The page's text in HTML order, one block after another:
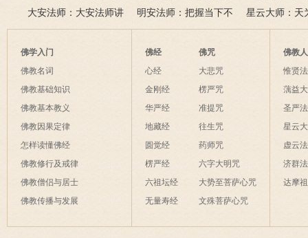
此身不向今生度，更向何
生度此身？
若将花比人间事，花与人
间事一同。
五戒可以搭缦衣吗？
美好姻缘，有个简单方
法
是怎样的？
大安法师：大安法师讲
解
明安法师：把握当下不
后悔
星云大师：天
为毡，日月星
夜间不敢长伸
破海底天。
佛学入门
佛教名词
佛教基础知识
佛教基本教义
佛教因果定律
怎样读懂佛经
佛教修行及戒律
佛教僧侣与居士
佛教传播与发展
佛经
心经
金刚经
华严经
地藏经
圆觉经
楞严经
六祖坛经
无量寿经
佛咒
大悲咒
楞严咒
准提咒
往生咒
药师咒
六字大明咒
大势至菩萨心咒
文殊菩萨心咒
佛教
惟贤
蕅益
圣严
星云
虚云
济群
达摩